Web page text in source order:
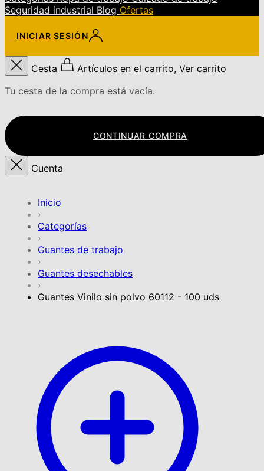
Seguridad industrial Blog Ofertas
INICIAR SESIÓN
Cesta
Artículos en el carrito, Ver carrito
Tu cesta de la compra está vacía.
CONTINUAR COMPRA
Cuenta
Inicio
›
Categorías
›
Guantes de trabajo
›
Guantes desechables
›
Guantes Vinilo sin polvo 60112 - 100 uds